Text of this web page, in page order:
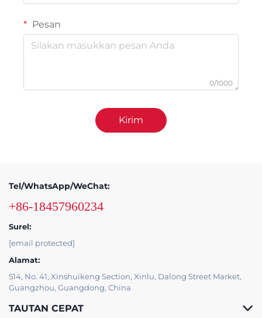
Pesan
0/1000
Kirim
Tel/WhatsApp/WeChat:
+86-18457960234
Surel:
[email protected]
Alamat:
514, No. 41, Xinshuikeng Section, Xinlu, Dalong Street Market,
Guangzhou, Guangdong, China
TAUTAN CEPAT